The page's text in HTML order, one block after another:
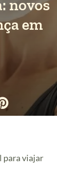
novos
em
para viajar